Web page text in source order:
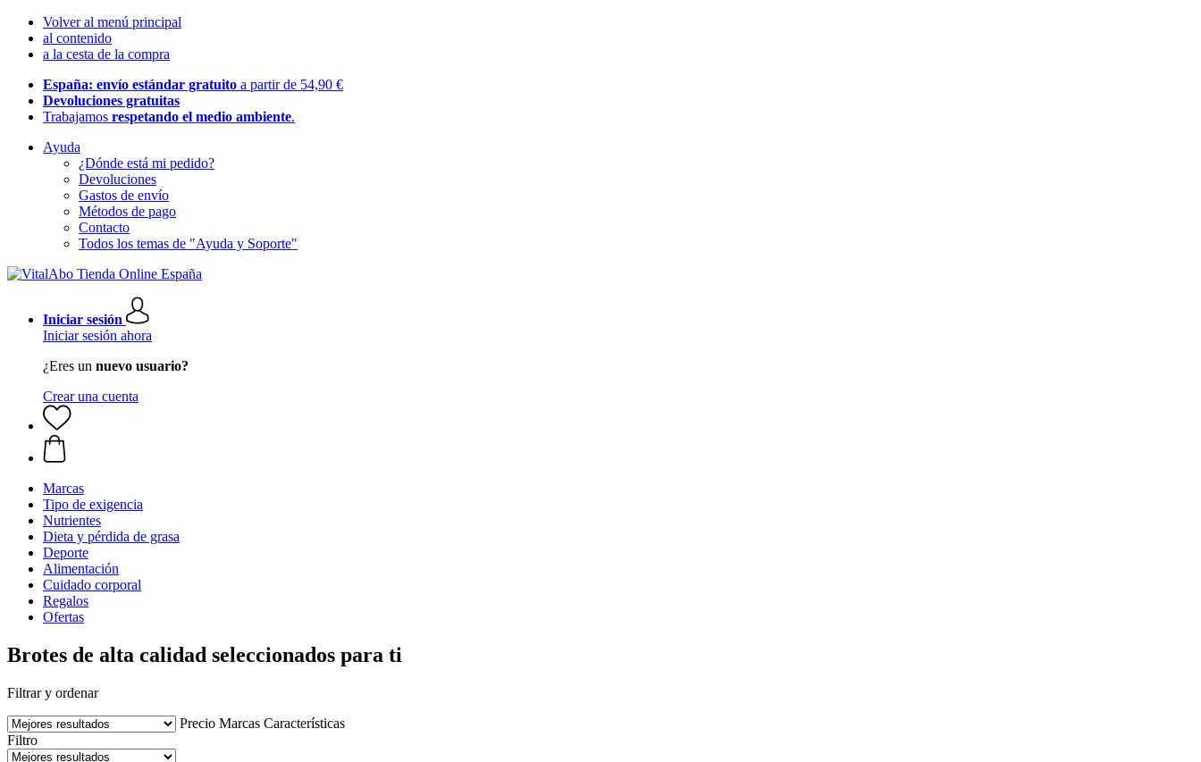
Volver al menú principal
al contenido
a la cesta de la compra
España: envío estándar gratuito a partir de 54,90 €
Devoluciones gratuitas
Trabajamos respetando el medio ambiente.
Ayuda
¿Dónde está mi pedido?
Devoluciones
Gastos de envío
Métodos de pago
Contacto
Todos los temas de "Ayuda y Soporte"
Iniciar sesión
Iniciar sesión ahora
¿Eres un nuevo usuario?
Crear una cuenta
Marcas
Tipo de exigencia
Nutrientes
Dieta y pérdida de grasa
Deporte
Alimentación
Cuidado corporal
Regalos
Ofertas
Brotes de alta calidad seleccionados para ti
Filtrar y ordenar
Precio Marcas Características
Filtro